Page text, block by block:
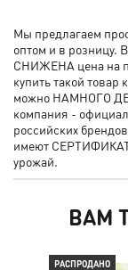
Мы предлагаем
оптом и в розницу.
СНИЖЕНА цена на
купить такой товар
можно НАМНОГО
компания -
российских
имеют
урожай.
ВАМ
РАСПРОДАНО